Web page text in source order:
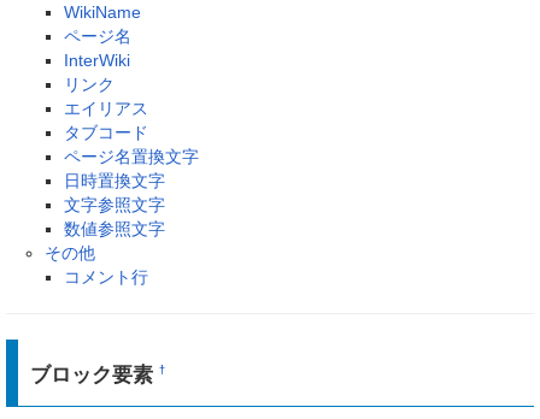
WikiName
ページ名
InterWiki
リンク
エイリアス
タブコード
ページ名置換文字
日時置換文字
文字参照文字
数値参照文字
その他
コメント行
ブロック要素†